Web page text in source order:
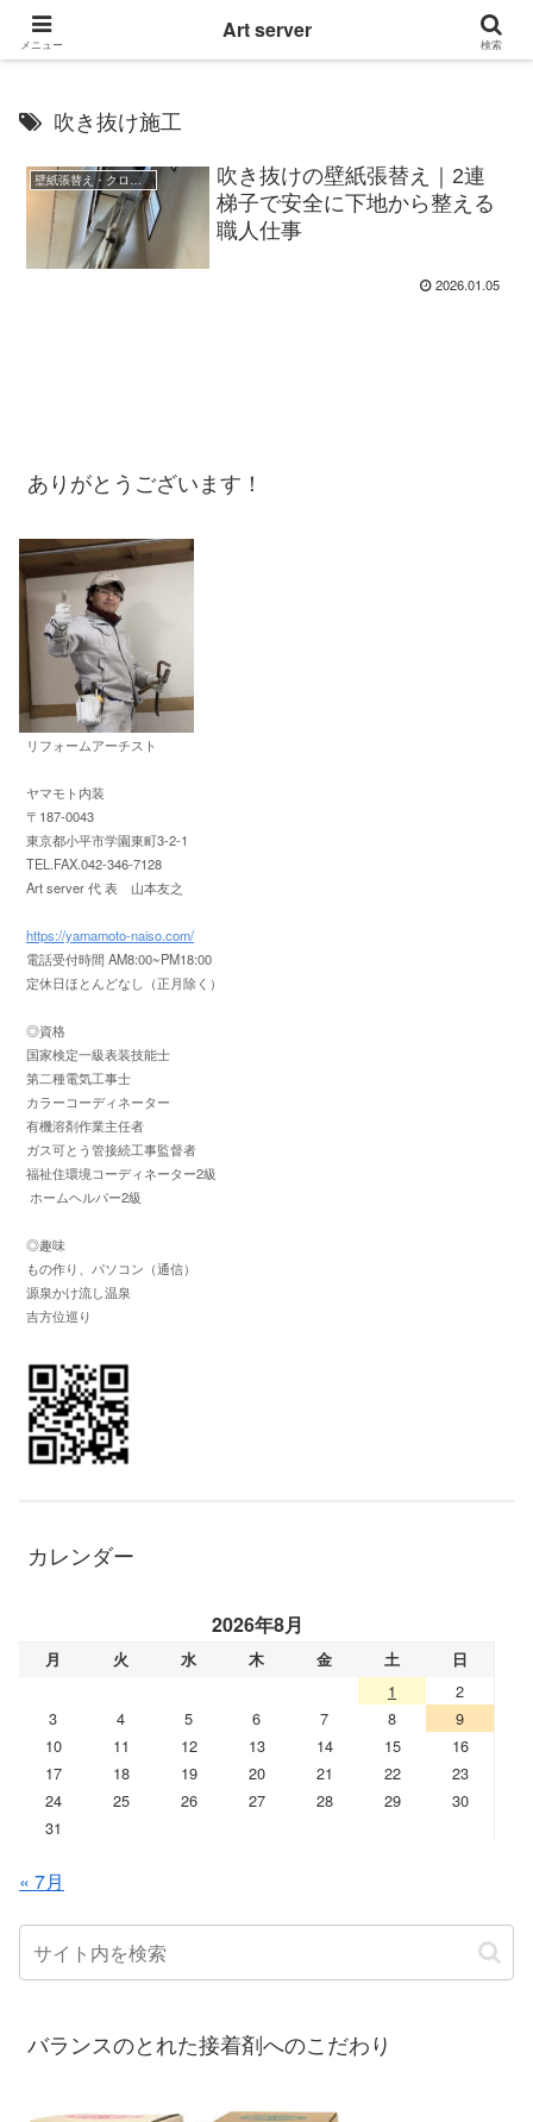
吹き抜け施工
壁紙張替え・クロス貼り
吹き抜けの壁紙張替え｜2連
梯子で安全に下地から整える
職人仕事
2026.01.05
ありがとうございます！
リフォームアーチスト
ヤマモト内装
〒187-0043
東京都小平市学園東町3-2-1
TEL.FAX.042-346-7128
Art server 代 表 山本友之
https://yamamoto-naiso.com/
電話受付時間 AM8:00~PM18:00
定休日ほとんどなし（正月除く）
◎資格
国家検定一級表装技能士
第二種電気工事士
カラーコーディネーター
有機溶剤作業主任者
ガス可とう管接続工事監督者
福祉住環境コーディネーター2級
ホームヘルパー2級
◎趣味
もの作り、パソコン（通信）
源泉かけ流し温泉
吉方位巡り
カレンダー
2026年8月
月 火 水 木 金 土 日
1
2
3
4 5 6 7 8
9
10
11 12 13 14 15
16
17
18 19 20 21 22
23
24
25 26 27 28 29
30
31
« 7月
バランスのとれた接着剤へのこだわり
メニュー
Art server
検索